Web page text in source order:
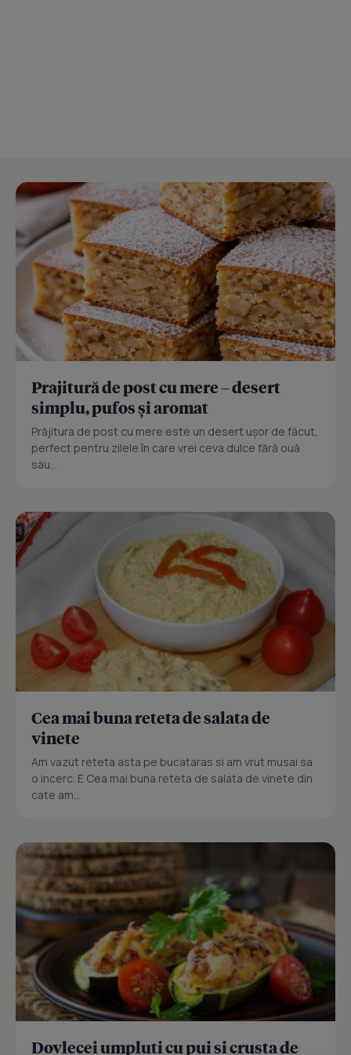
Prajitură de post cu mere – desert
simplu, pufos și aromat
Prăjitura de post cu mere este un desert ușor de făcut,
perfect pentru zilele în care vrei ceva dulce fără ouă
sau...
Cea mai buna reteta de salata de
vinete
Am vazut reteta asta pe bucataras si am vrut musai sa
o incerc. E Cea mai buna reteta de salata de vinete din
cate am...
Dovlecei umpluti cu pui si crusta de